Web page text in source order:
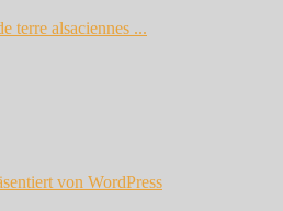
terre alsaciennes ...
von WordPress